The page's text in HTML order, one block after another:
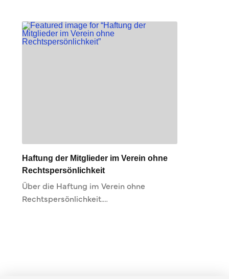
Haftung der Mitglieder im Verein ohne
Rechtspersönlichkeit
Über die Haftung im Verein ohne
Rechtspersönlichkeit.…